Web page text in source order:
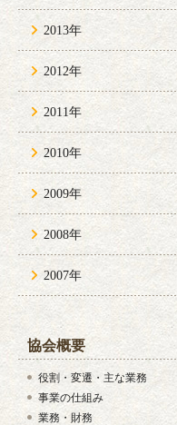
2013年
2012年
2011年
2010年
2009年
2008年
2007年
協会概要
役割・変遷・主な業務
事業の仕組み
業務・財務